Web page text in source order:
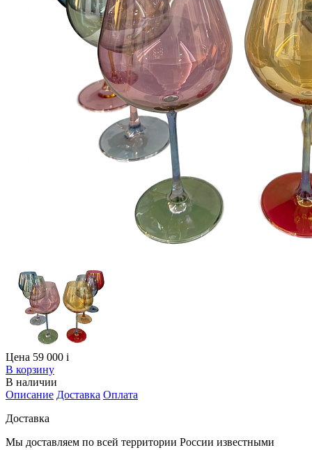
Цена 59 000 i
В корзину
В наличии
Описание Доставка Оплата
Доставка
Мы доставляем по всей территории России известными